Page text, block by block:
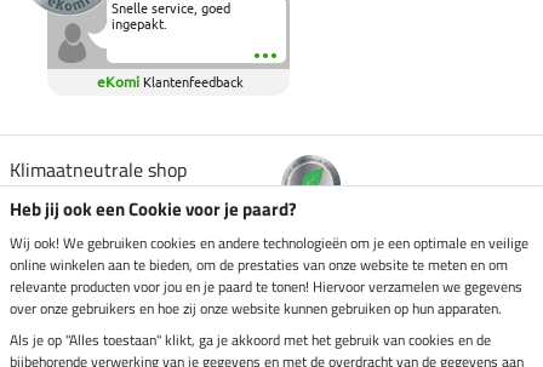
Snelle service, goed
ingepakt.
eKomi Klantenfeedback
Klimaatneutrale shop
Verzending per
Veilig betalen met
Heb jij ook een Cookie voor je paard?
Wij ook! We gebruiken cookies en andere technologieën om je een optimale en veilige
online winkelen aan te bieden, om de prestaties van onze website te meten en om
relevante producten voor jou en je paard te tonen! Hiervoor verzamelen we gegevens
over onze gebruikers en hoe zij onze website kunnen gebruiken op hun apparaten.
Als je op "Alles toestaan" klikt, ga je akkoord met het gebruik van cookies en de
bijbehorende verwerking van je gegevens en met de overdracht van de gegevens aan